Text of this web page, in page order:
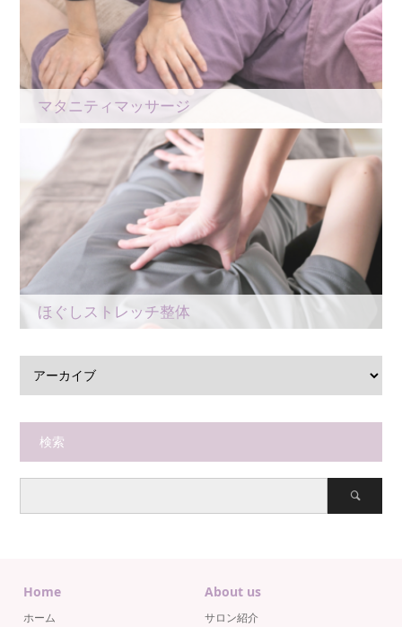
マタニティマッサージ
ほぐしストレッチ整体
検索
Home
ホーム
About us
サロン紹介